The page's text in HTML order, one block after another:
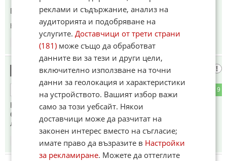
Вовата не е придворен шут, а управител на Империя.
Коментиран от #16
12.01.2025
Мим33
9
Нещо много взеха сега да му се подмазват Нещо,като
българска черта.Аз зъм с таз,която е на власт.До сега
лижаха на байдънчо мръсните чорапи...
12.01.2025
реклами и съдържание, анализ на
аудиторията и подобряване на
услугите.Доставчици от трети страни
(181) може също да обработват
данните ви за тези и други цели,
включително използване на точни
данни за геолокация и характеристики
на устройството. Вашият избор важи
само за този уебсайт. Някои
доставчици може да разчитат на
законен интерес вместо на съгласие;
имате право да възразите в Настройки
за рекламиране. Можете да оттеглите